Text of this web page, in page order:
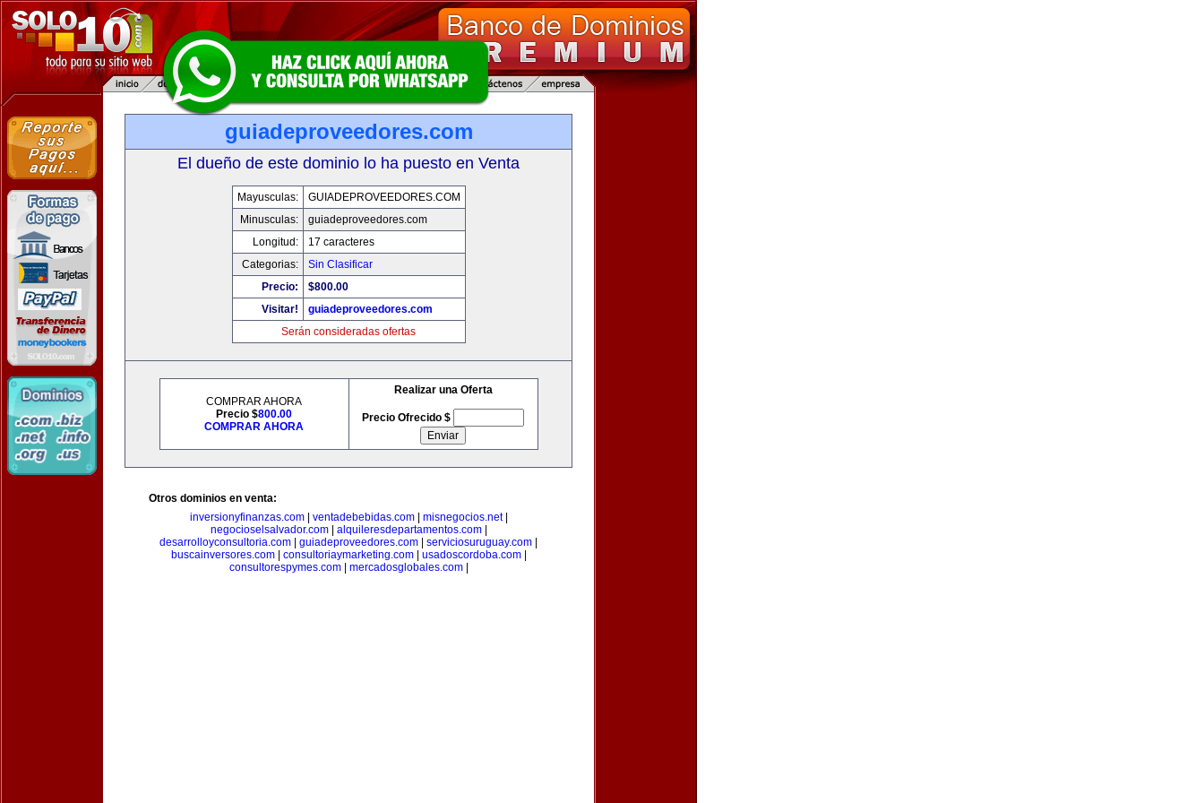
guiadeproveedores.com
El dueño de este dominio lo ha puesto en Venta
Mayusculas:
GUIADEPROVEEDORES.COM
Minusculas:
guiadeproveedores.com
Longitud:
17 caracteres
Categorias:
Sin Clasificar
Precio:
$800.00
Visitar!
guiadeproveedores.com
Serán consideradas ofertas
COMPRAR AHORA
Precio $800.00
COMPRAR AHORA
Realizar una Oferta
Precio Ofrecido $
Otros dominios en venta:
inversionyfinanzas.com| ventadebebidas.com| misnegocios.net|
negocioselsalvador.com| alquileresdepartamentos.com|
desarrolloyconsultoria.com
guiadeproveedores.com serviciosuruguay.com
buscainversores.com| consultoriaymarketing.com| usadoscordoba.com|
consultorespymes.com| mercadosglobales.com|